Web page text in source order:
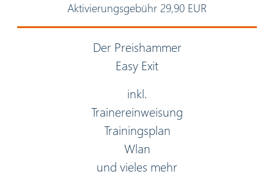
Aktivierungsgebühr 29,90 EUR
Der Preishammer
Easy Exit
inkl.
Trainereinweisung
Trainingsplan
Wlan
und vieles mehr